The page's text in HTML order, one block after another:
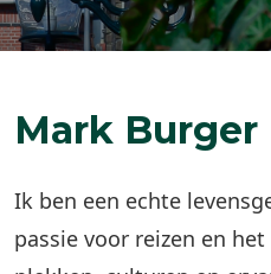
Mark Burger
Ik ben een echte
passie voor reizen en